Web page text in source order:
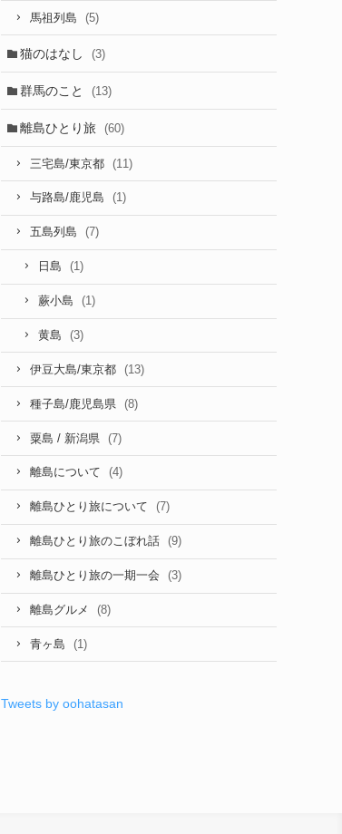
馬祖列島 (5)
猫のはなし (3)
群馬のこと (13)
離島ひとり旅 (60)
三宅島/東京都 (11)
与路島/鹿児島 (1)
五島列島 (7)
日島 (1)
蕨小島 (1)
黄島 (3)
伊豆大島/東京都 (13)
種子島/鹿児島県 (8)
粟島 / 新潟県 (7)
離島について (4)
離島ひとり旅について (7)
離島ひとり旅のこぼれ話 (9)
離島ひとり旅の一期一会 (3)
離島グルメ (8)
青ヶ島 (1)
Tweets by oohatasan